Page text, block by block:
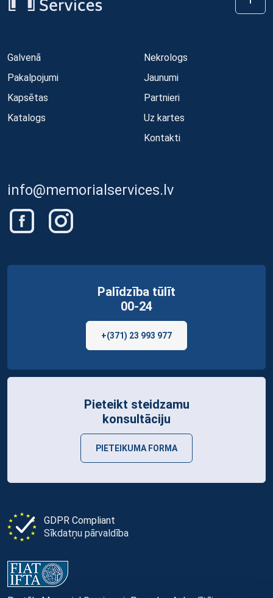
Galvenā
Pakalpojumi
Kapsētas
Katalogs
Nekrologs
Jaunumi
Partnieri
Uz kartes
Kontakti
info@memorialservices.lv
GDPR Compliant
Sīkdatņu pārvaldība
Palīdzība tūlīt
00-24
+(371) 23 993 977
Pieteikt steidzamu
konsultāciju
PIETEIKUMA FORMA